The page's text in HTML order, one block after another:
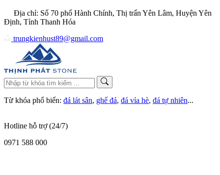
Địa chỉ: Số 70 phố Hành Chính, Thị trấn Yên Lâm, Huyện Yên
Định, Tỉnh Thanh Hóa
trungkienhust89@gmail.com
Từ khóa phổ biến: đá lát sân, ghế đá, đá vỉa hè, đá tự nhiên...
Hotline hỗ trợ (24/7)
0971 588 000